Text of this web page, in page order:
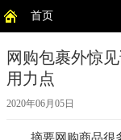
首页
网购包裹外惊
用力点
2020年06月05日